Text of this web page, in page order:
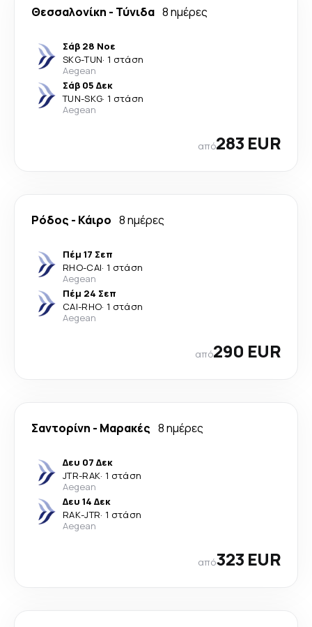
Θεσσαλονίκη - Τύνιδα 8 ημέρες
Σάβ 28 Νοε
SKG-TUN· 1 στάση
Aegean
Σάβ 05 Δεκ
TUN-SKG· 1 στάση
Aegean
από283 EUR
Ρόδος - Κάιρο 8 ημέρες
Πέμ 17 Σεπ
RHO-CAI· 1 στάση
Aegean
Πέμ 24 Σεπ
CAI-RHO· 1 στάση
Aegean
από290 EUR
Σαντορίνη - Μαρακές 8 ημέρες
Δευ 07 Δεκ
JTR-RAK· 1 στάση
Aegean
Δευ 14 Δεκ
RAK-JTR· 1 στάση
Aegean
από323 EUR